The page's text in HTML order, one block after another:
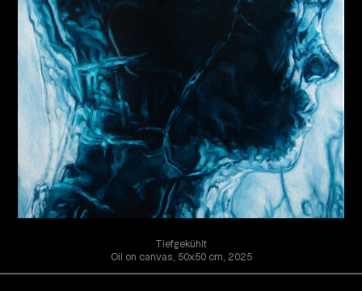
Tiefgekühlt
Oil on canvas, 50x50 cm, 2025